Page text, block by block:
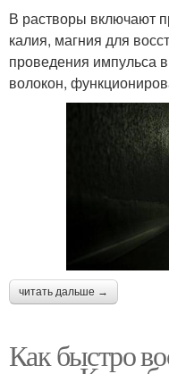
В растворы включают
калия, магния для
проведения импульса
волокон,
читать дальше →
Как быстро